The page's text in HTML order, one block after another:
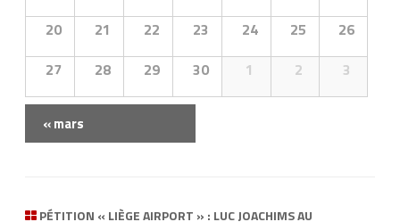
a
f
g
20
21 22 23 24 25
26
27
28 29 30 1 2 3
N
i
«mars
PÉTITION « LIÈGE AIRPORT » : LUC JOACHIMS AU